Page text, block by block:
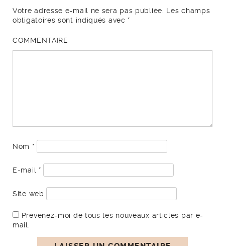
Votre adresse e-mail ne sera pas publiée.
Les champs
obligatoires sont indiqués avec *
COMMENTAIRE
Nom *
E-mail *
Site web
Prévenez-moi de tous les nouveaux articles par e-
mail.